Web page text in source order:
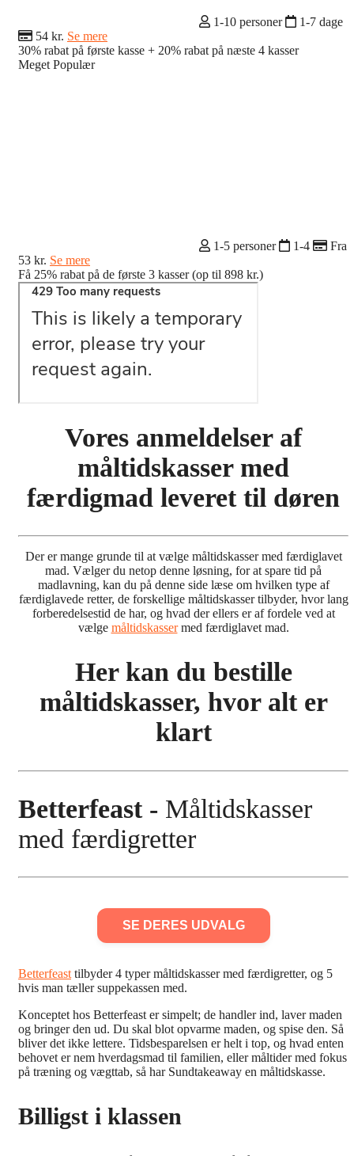
1-10 personer
1-7 dage
54 kr. Se mere
30% rabat på første kasse + 20% rabat på næste 4 kasser
Meget Populær
1-5 personer 1-4
Fra
53 kr. Se mere
Få 25% rabat på de første 3 kasser (op til 898 kr.)
Vores anmeldelser af
måltidskasser med
færdigmad leveret til døren
Der er mange grunde til at vælge måltidskasser med færdiglavet
mad. Vælger du netop denne løsning, for at spare tid på
madlavning, kan du på denne side læse om hvilken type af
færdiglavede retter, de forskellige måltidskasser tilbyder, hvor lang
forberedelsestid de har, og hvad der ellers er af fordele ved at
vælge måltidskassermed færdiglavet mad.
Her kan du bestille
måltidskasser, hvor alt er
klart
Betterfeast - Måltidskasser
med færdigretter
SE DERES UDVALG
Betterfeast tilbyder 4 typer måltidskasser med færdigretter, og 5
hvis man tæller suppekassen med.
Konceptet hos Betterfeast er simpelt; de handler ind, laver maden
og bringer den ud. Du skal blot opvarme maden, og spise den. Så
bliver det ikke lettere. Tidsbesparelsen er helt i top, og hvad enten
behovet er nem hverdagsmad til familien, eller måltider med fokus
på træning og vægttab, så har Sundtakeaway en måltidskasse.
Billigst i klassen